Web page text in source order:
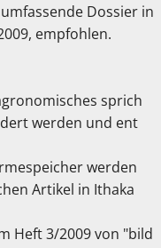
Dossier in
empfohlen.
sprich
werden und ent
werden
Artikel in Ithaka
Heft 3/2009 von "bild